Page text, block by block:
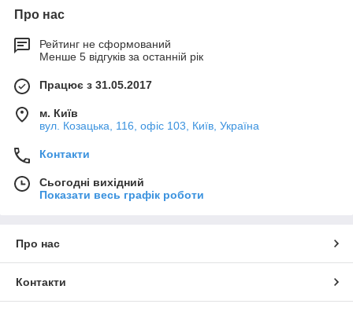
Про нас
Рейтинг не сформований
Менше 5 відгуків за останній рік
Працює з 31.05.2017
м. Київ
вул. Козацька, 116, офіс 103, Київ, Україна
Контакти
Сьогодні вихідний
Показати весь графік роботи
Про нас
Контакти